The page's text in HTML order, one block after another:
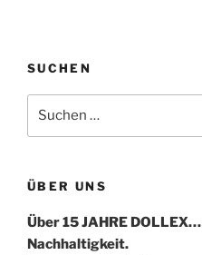
SUCHEN
nach:
ÜBER UNS
Über 15 JAHRE DOLLEX…
Nachhaltigkeit.